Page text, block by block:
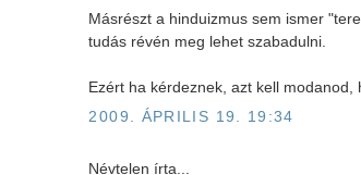
Másrészt a hinduizmus sem ismer
tudás révén meg lehet szabadulni.
Ezért ha kérdeznek, azt kell
2009. ÁPRILIS 19. 19:34
Névtelen írta...